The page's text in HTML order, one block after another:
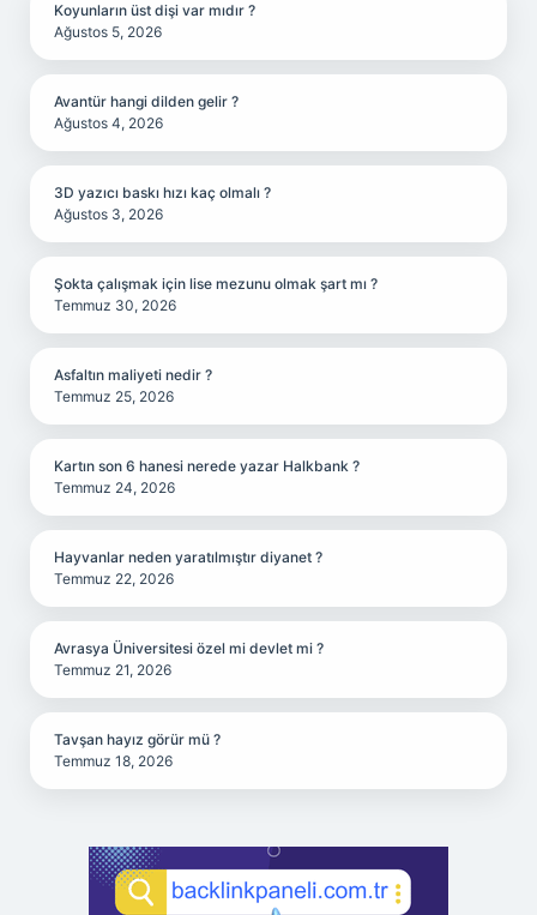
Koyunların üst dişi var mıdır ?
Ağustos 5, 2026
Avantür hangi dilden gelir ?
Ağustos 4, 2026
3D yazıcı baskı hızı kaç olmalı ?
Ağustos 3, 2026
Şokta çalışmak için lise mezunu olmak şart mı ?
Temmuz 30, 2026
Asfaltın maliyeti nedir ?
Temmuz 25, 2026
Kartın son 6 hanesi nerede yazar Halkbank ?
Temmuz 24, 2026
Hayvanlar neden yaratılmıştır diyanet ?
Temmuz 22, 2026
Avrasya Üniversitesi özel mi devlet mi ?
Temmuz 21, 2026
Tavşan hayız görür mü ?
Temmuz 18, 2026